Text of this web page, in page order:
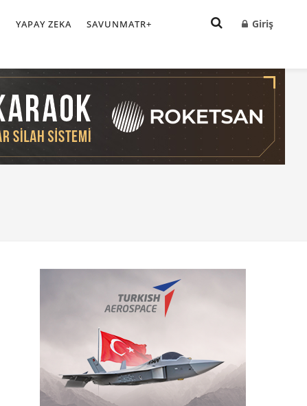
YAPAY ZEKA SAVUNMATR+ Giriş